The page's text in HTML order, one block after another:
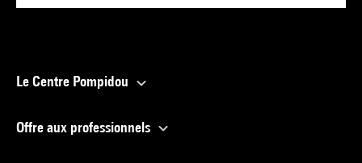
Le Centre Pompidou
Offre aux professionnels